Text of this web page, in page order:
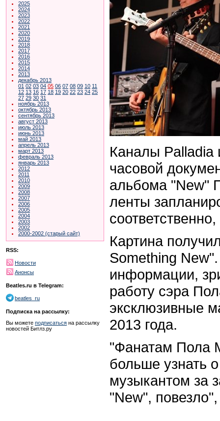
2025
2024
2023
2022
2021
2020
2019
2018
2017
2016
2015
2014
2013
декабрь 2013
01 02 03 04 05 06 07 08 09 10 11
12 13 16 17 18 19 20 22 23 24 25
27 29 30 31
ноябрь 2013
октябрь 2013
сентябрь 2013
август 2013
июль 2013
июнь 2013
май 2013
апрель 2013
март 2013
февраль 2013
январь 2013
2012
2011
2010
2009
2008
2007
2006
2005
2004
2003
2002
2000-2002 (старый сайт)
RSS:
Новости
Анонсы
Beatles.ru в Telegram:
beatles_ru
Подписка на рассылку:
Вы можете подписаться на рассылку
новостей Битлз.ру
Каналы Palladia
часовой
альбома "New"
ленты
Картина
Something
информации,
работу сэра
эксклюзивные
2013 года.
"Фанатам Пола
больше узнать
музыкантом за
"New",